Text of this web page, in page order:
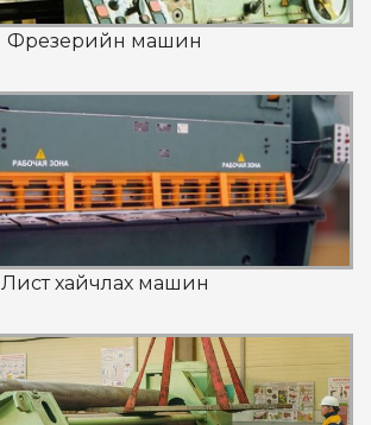
Фрезерийн машин
Лист хайчлах машин